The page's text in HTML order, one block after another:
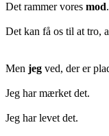
Det rammer vores mod.
Det kan få os til at tro,
Men jeg ved, der er
Jeg har mærket det.
Jeg har levet det.